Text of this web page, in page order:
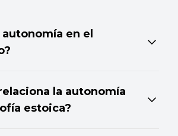
autonomía en el
la autonomía
estoica?